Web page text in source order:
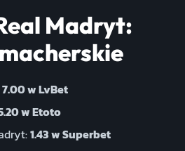
Madryt:
7.00 w LvBet
w Etoto
1.43 w Superbet